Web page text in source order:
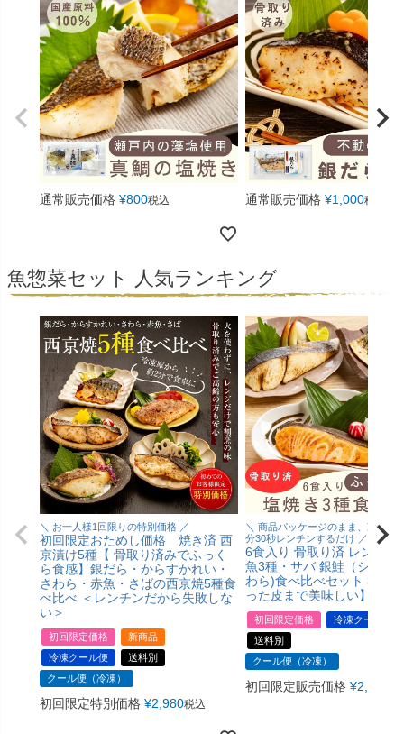
通常販売価格 ¥800税込 通常販売価格 ¥1,000税込
魚惣菜セット 人気ランキング
＼ お一人様1回限りの特別価格 ／
初回限定おためし価格 焼き済 西
京漬け5種【 骨取り済みでふっく
ら食感】銀だら・からすかれい・
さわら・赤魚・さばの西京焼5種食
べ比べ ＜レンチンだから失敗しな
い＞
初回限定価格
新商品
冷凍クール便
送料別
クール便（冷凍）
初回限定特別価格 ¥2,980税込
＼ 商品パッケージのまま、冷凍状
分30秒レンチンするだけ ／
6食入り 骨取り済 レンジで
魚3種・サバ 銀鮭（シャケ
わら)食べ比べセット 3種6
った皮まで美味しい】
初回限定価格
冷凍クール便
送料別
クール便（冷凍）
初回限定販売価格 ¥2,980